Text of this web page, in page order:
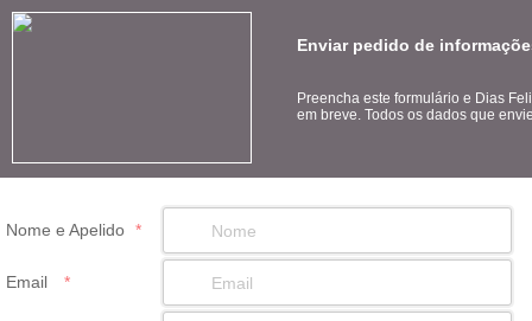
Enviar pedido de
Preencha este formulário e Dias
em breve. Todos os dados que
Nome e Apelido *
Email *